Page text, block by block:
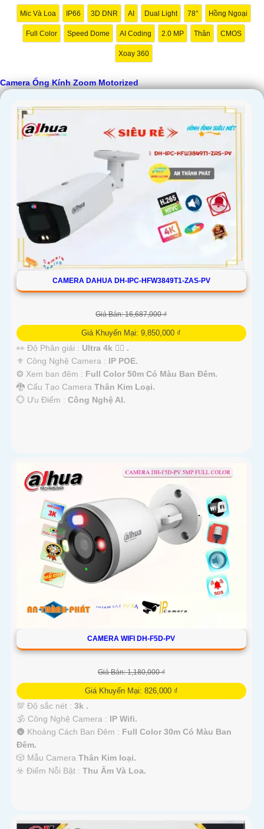
Mic Và Loa IP66 3D DNR AI Dual Light 78° Hồng Ngoại
Full Color Speed Dome AI Coding 2.0 MP Thân CMOS
Xoay 360
Camera Ống Kính Zoom Motorized
CAMERA DAHUA DH-IPC-HFW3849T1-ZAS-PV
Giá Bán: 16,687,000 ₫
Giá Khuyến Mại: 9,850,000 ₫
👀 Độ Phân giải : Ultra 4k 👍🏾 .
⚜️ Công Nghệ Camera : IP POE.
❂ Xem ban đêm : Full Color 50m Có Màu Ban Đêm.
🐉️ Cấu Tạo Camera Thân Kim Loại.
️💮 Ưu Điểm : Công Nghệ AI.
CAMERA WIFI DH-F5D-PV
Giá Bán: 1,180,000 ₫
Giá Khuyến Mại: 826,000 ₫
💯 Độ sắc nét : 3k .
🕉️ Công Nghệ Camera : IP Wifi.
🌚 Khoảng Cách Ban Đêm : Full Color 30m Có Màu Ban
Ðêm.
🎲 Mẫu Camera Thân Kim loại.
️☣️ Điểm Nỗi Bật : Thu Âm Và Loa.